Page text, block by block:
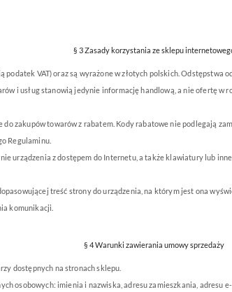
§ 3 Zasady korzystania ze sklepu
VAT) oraz są wyrażone w złotych polskich. Odstępstwa
i usług stanowią jedynie informację handlową, a nie ofertę
do zakupów towarów z rabatem. Kody rabatowe nie podlegają
Regulaminu.
urządzenia z dostępem do Internetu, a także klawiatury lub
treść strony do urządzenia, na którym jest ona
komunikacji.
§ 4 Warunki zawierania umowy sprzedaży
dostępnych na stronach sklepu.
osobowych: imienia i nazwiska, adresu zamieszkania, adresu